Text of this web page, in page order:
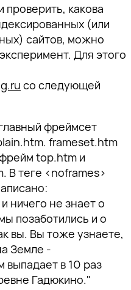
какова
(или
сайтов, можно
Для этого
со следующей
фреймсет
. frameset.htm
top.htm и
. В теге <noframes>
ничего не знает о
позаботились и о
вы. Вы тоже узнаете,
Земле -
в 10 раз
Гадюкино."